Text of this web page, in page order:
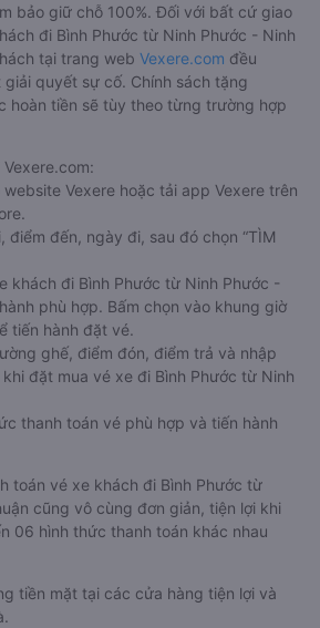
bảo giữ chỗ 100%. Đối với bất cứ giao
đi Bình Phước từ Ninh Phước - Ninh
tại trang web Vexere.com đều
quyết sự cố. Chính sách tặng
hoàn tiền sẽ tùy theo từng trường hợp
Vexere hoặc tải app Vexere trên
điểm đến, ngày đi, sau đó chọn “TÌM
khách đi Bình Phước từ Ninh Phước -
phù hợp. Bấm chọn vào khung giờ
tiến hành đặt vé.
ghế, điểm đón, điểm trả và nhập
đặt mua vé xe đi Bình Phước từ Ninh
thanh toán vé phù hợp và tiến hành
toán vé xe khách đi Bình Phước từ
cũng vô cùng đơn giản, tiện lợi khi
06 hình thức thanh toán khác nhau
tiền mặt tại các cửa hàng tiện lợi và